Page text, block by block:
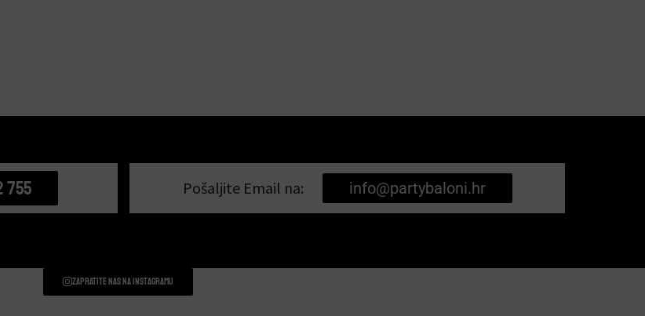
755 Pošaljite Email na: info@partybaloni.hr
Zapratite nas na instagramu